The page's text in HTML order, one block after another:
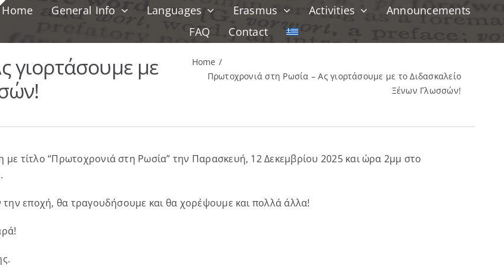
Home General Info Languages Erasmus Activities
Announcements
FAQ
Contact
γιορτάσουμε με
Home
Πρωτοχρονιά στη Ρωσία – Ας γιορτάσουμε με το Διδασκαλείο
Ξένων Γλωσσών!
τίτλο “Πρωτοχρονιά στη Ρωσία” την Παρασκευή, 12 Δεκεμβρίου 2025 και ώρα 2μμ στο
εποχή, θα τραγουδήσουμε και θα χορέψουμε και πολλά άλλα!